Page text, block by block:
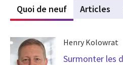
Quoi de neuf (active tab)
Articles
Henry Kolowrat
Surmonter les